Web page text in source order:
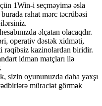
1Win-i seçməyimə əsla
rahat mərc təcrübəsi
əlçatan olacaqdır.
operativ dəstək xidməti,
rəqibsiz kazinolardan biridir.
idman matçları ilə
sizin oyununuzda daha yaxşı
müraciət görmək